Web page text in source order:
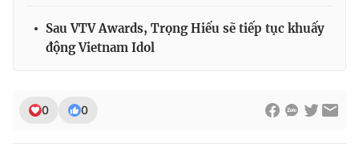
Cơ quan báo chí:Thời báo VTV
Giấy phép hoạt động báo in và báo điện tử số 483/GP-BTTTT
Phó Tổng Biên tập:
Nguyễn Thị Mỹ Hạnh, Phạm Quốc Thắng,
Sau VTV Awards, Trọng Hiếu sẽ tiếp tục khuấy
động Vietnam Idol
0 0